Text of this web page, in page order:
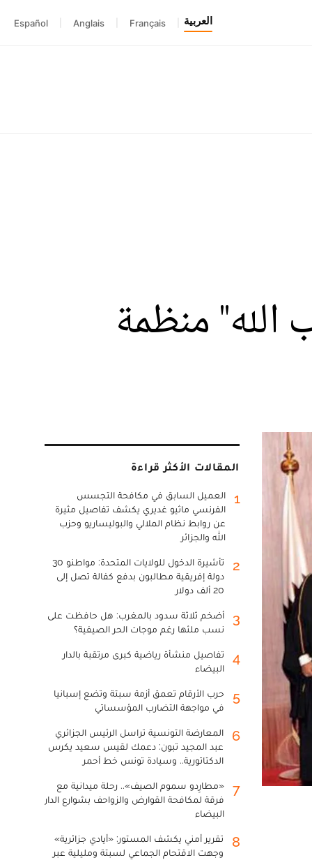
العربية Français
Anglais
Español
منظمة
المقالات الأكثر قراءة
1
العميل السابق في مكافحة التجسس
الفرنسي ماثيو غديري يكشف تفاصيل مثيرة
عن روابط نظام الملالي والبوليساريو وحزب
الله والجزائر
2
تأشيرة الدخول للولايات المتحدة: مواطنو 30
دولة إفريقية مطالبون بدفع كفالة تصل إلى
20 ألف دولار
3
أضخم ثلاثة سدود بالمغرب: هل حافظت على
نسب ملئها رغم موجات الحر الصيفية؟
4
تفاصيل منشأة رياضية كبرى مرتقبة بالدار
البيضاء
5
حرب الأرقام تعمق أزمة سبتة وتضع إسبانيا
في مواجهة التضارب المؤسساتي
6
المعارضة التونسية تراسل الرئيس الجزائري
عبد المجيد تبون: دعمك لقيس سعيد يكرس
الدكتاتورية.. وسيادة تونس خط أحمر
7
«مطارِدو سموم الصيف».. رحلة ميدانية مع
فرقة لمكافحة القوارض والزواحف بشوارع الدار
البيضاء
8
تقرير أمني يكشف المستور: «أيادي جزائرية»
وجهت الاقتحام الجماعي لسبتة ومليلية عبر